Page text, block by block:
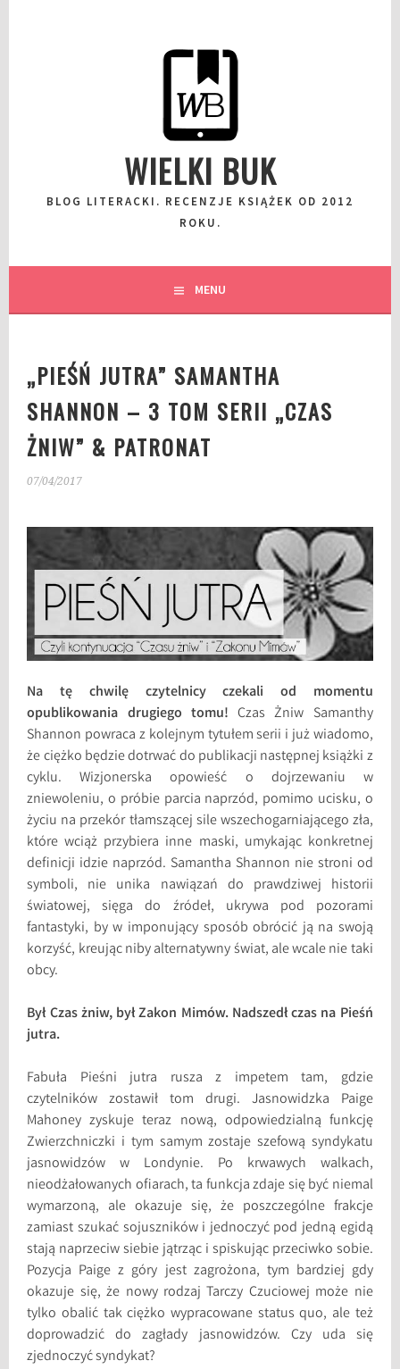
WIELKI BUK
BLOG LITERACKI. RECENZJE KSIĄŻEK OD 2012
ROKU.
MENU
„PIEŚŃ JUTRA” SAMANTHA
SHANNON – 3 TOM SERII „CZAS
ŻNIW” & PATRONAT
07/04/2017
Na tę chwilę czytelnicy czekali od momentu
opublikowania drugiego tomu! Czas Żniw Samanthy
Shannon powraca z kolejnym tytułem serii i już wiadomo,
że ciężko będzie dotrwać do publikacji następnej książki z
cyklu. Wizjonerska opowieść o dojrzewaniu w
zniewoleniu, o próbie parcia naprzód, pomimo ucisku, o
życiu na przekór tłamszącej sile wszechogarniającego zła,
które wciąż przybiera inne maski, umykając konkretnej
definicji idzie naprzód. Samantha Shannon nie stroni od
symboli, nie unika nawiązań do prawdziwej historii
światowej, sięga do źródeł, ukrywa pod pozorami
fantastyki, by w imponujący sposób obrócić ją na swoją
korzyść, kreując niby alternatywny świat, ale wcale nie taki
obcy.
Był Czas żniw, był Zakon Mimów. Nadszedł czas na Pieśń
jutra.
Fabuła Pieśni jutra rusza z impetem tam, gdzie
czytelników zostawił tom drugi. Jasnowidzka Paige
Mahoney zyskuje teraz nową, odpowiedzialną funkcję
Zwierzchniczki i tym samym zostaje szefową syndykatu
jasnowidzów w Londynie. Po krwawych walkach,
nieodżałowanych ofiarach, ta funkcja zdaje się być niemal
wymarzoną, ale okazuje się, że poszczególne frakcje
zamiast szukać sojuszników i jednoczyć pod jedną egidą
stają naprzeciw siebie jątrząc i spiskując przeciwko sobie.
Pozycja Paige z góry jest zagrożona, tym bardziej gdy
okazuje się, że nowy rodzaj Tarczy Czuciowej może nie
tylko obalić tak ciężko wypracowane status quo, ale też
doprowadzić do zagłady jasnowidzów. Czy uda się
zjednoczyć syndykat?